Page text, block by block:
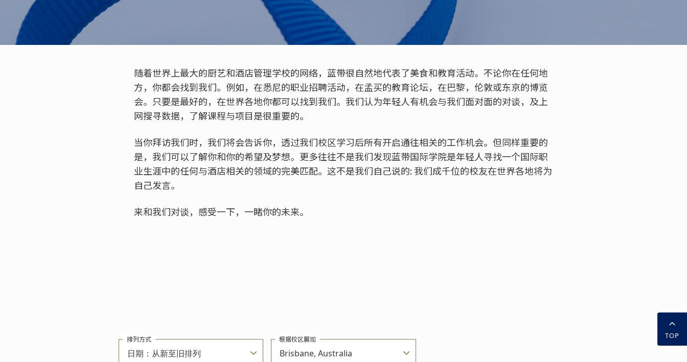
随着世界上最大的厨艺和酒店管理学校的网络，蓝带很自然地代表了美食和教育活动。不论你在任何地
方，你都会找到我们。例如，在悉尼的职业招聘活动，在孟买的教育论坛，在巴黎，伦敦或东京的博览
会。只要是最好的，在世界各地你都可以找到我们。我们认为年轻人有机会与我们面对面的对谈，及上
网搜寻数据，了解课程与项目是很重要的。
当你拜访我们时，我们将会告诉你，透过我们校区学习后所有开启通往相关的工作机会。但同样重要的
是，我们可以了解你和你的希望及梦想。更多往往不是我们发现蓝带国际学院是年轻人寻找一个国际职
业生涯中的任何与酒店相关的领域的完美匹配。这不是我们自己说的: 我们成千位的校友在世界各地将为
自己发言。
来和我们对谈，感受一下，一睹你的未来。
日期：从新至旧排列
排列方式
Brisbane, Australia
根据校区展现 TOP